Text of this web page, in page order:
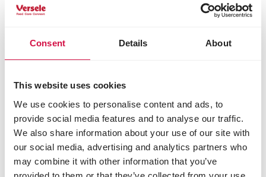
Consent Details About
This website uses cookies
We use cookies to personalise content and ads, to
provide social media features and to analyse our traffic.
We also share information about your use of our site with
our social media, advertising and analytics partners who
may combine it with other information that you’ve
boules de graisseaux
appropriée. Les mésanges charbonnières se
nourrissent d'insectes principalement en été et
mésanges bleues ne mangent des graines et des
hiver, il est également possible d’apercevoir des
mésanges huppées, des mésanges noires et des
mésanges à longue queue.